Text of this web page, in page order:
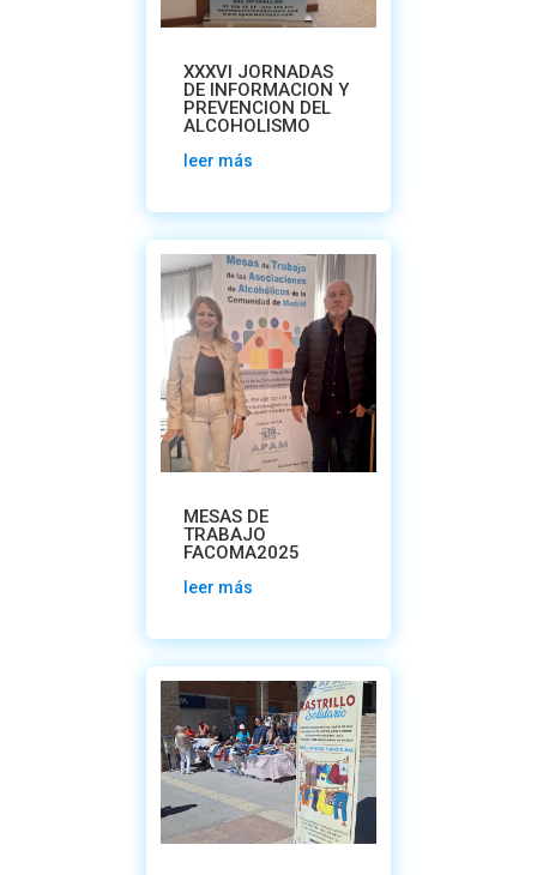
XXXVI JORNADAS
DE INFORMACION Y
PREVENCION DEL
ALCOHOLISMO
leer más
MESAS DE
TRABAJO
FACOMA2025
leer más